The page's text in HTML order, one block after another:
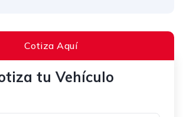
Cotiza Aquí
tu Vehículo